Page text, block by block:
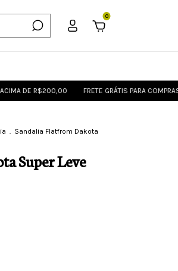
0
R$200,00 FRETE GRÁTIS PARA COMPRAS
. Sandalia Flatfrom Dakota
Super Leve